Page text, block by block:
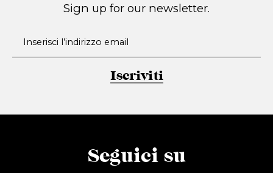
Sign up for our newsletter.
Iscriviti
Seguici su